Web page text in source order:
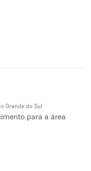
Grande do Sul
para a área